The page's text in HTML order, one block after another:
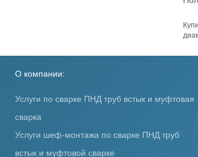
О компании:
Услуги по сварке ПНД труб встык и муфтовая
сварка
Услуги шеф-монтажа по сварке ПНД труб
встык и муфтовой сварке